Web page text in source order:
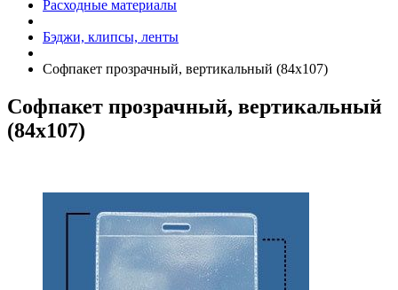
Расходные материалы
Бэджи, клипсы, ленты
Софпакет прозрачный, вертикальный (84х107)
Софпакет прозрачный, вертикальный
(84х107)